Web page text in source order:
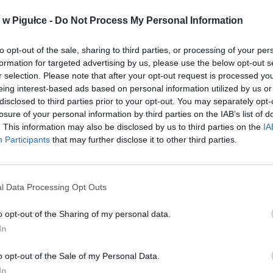
Pigułce - Do Not Process My Personal Information
opt-out of the sale, sharing to third parties, or processing of your
for targeted advertising by us, please use the below opt-out
selection. Please note that after your opt-out request is processed
interest-based ads based on personal information utilized by us
to third parties prior to your opt-out. You may separately
of your personal information by third parties on the IAB’s list of
This information may also be disclosed by us to third parties on the
Participants that may further disclose it to other third parties.
Data Processing Opt Outs
opt-out of the Sharing of my personal data.
opt-out of the Sale of my Personal Data.
3600 zł miesięcznie zamiast 800+. Nowa propozycja dla
dzieci do 3. roku życia
2026 19:29
podniesie próg 500 plus dla seniorów. Policzyliśmy, ile może
wypłata przy emeryturze od 2200 do 2700 zł
2026 19:14
ad